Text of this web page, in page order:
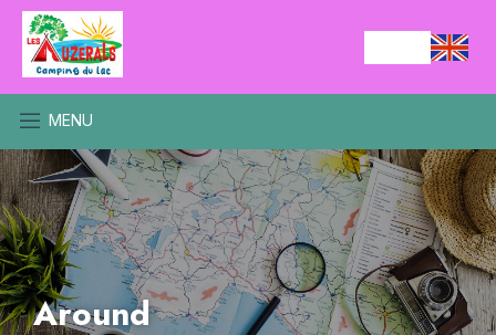
MENU
Around